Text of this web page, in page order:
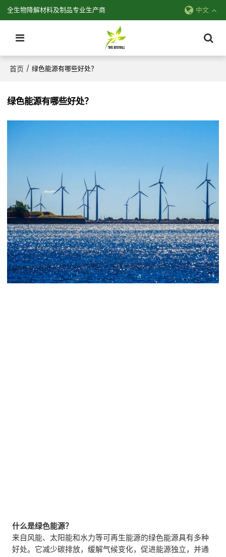
全生物降解材料及制品专业生产商 中文
首页 / 绿色能源有哪些好处？
绿色能源有哪些好处？
什么是绿色能源？
来自风能、太阳能和水力等可再生能源的绿色能源具有多种
好处。它减少碳排放，缓解气候变化，促进能源独立，并通